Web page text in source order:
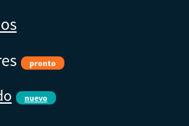
pronto
nuevo
habilidades y las competencias de sus